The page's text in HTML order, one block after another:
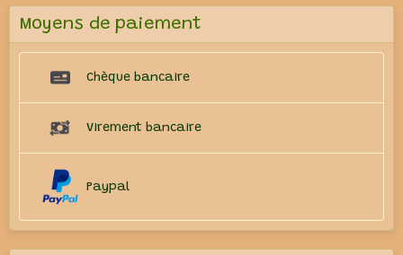
Moyens de paiement
Chèque bancaire
Virement bancaire
Paypal